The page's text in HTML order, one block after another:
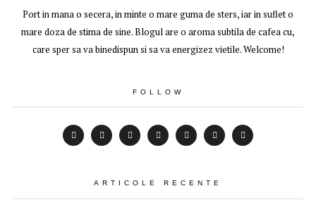
Port in mana o secera, in minte o mare guma de sters, iar in suflet o
mare doza de stima de sine. Blogul are o aroma subtila de cafea cu,
care sper sa va binedispun si sa va energizez vietile. Welcome!
FOLLOW
ARTICOLE RECENTE